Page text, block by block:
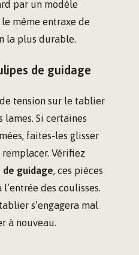
par un modèle
même entraxe de
la plus durable.
de guidage
tension sur le tablier
lames. Si certaines
faites-les glisser
Vérifiez
guidage, ces pièces
des coulisses.
s’engagera mal
à nouveau.